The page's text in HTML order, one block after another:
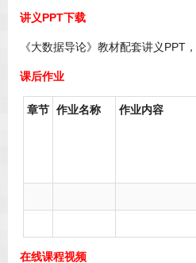
讲义PPT下载
《大数据导论》教材配套讲义PPT，
课后作业
章节 作业名称 作业内容
在线课程视频